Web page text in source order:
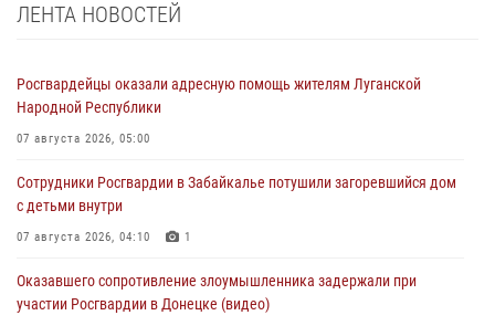
ЛЕНТА НОВОСТЕЙ
Росгвардейцы оказали адресную помощь жителям Луганской
Народной Республики
07 августа 2026, 05:00
Сотрудники Росгвардии в Забайкалье потушили загоревшийся дом
с детьми внутри
07 августа 2026, 04:10 1
Оказавшего сопротивление злоумышленника задержали при
участии Росгвардии в Донецке (видео)